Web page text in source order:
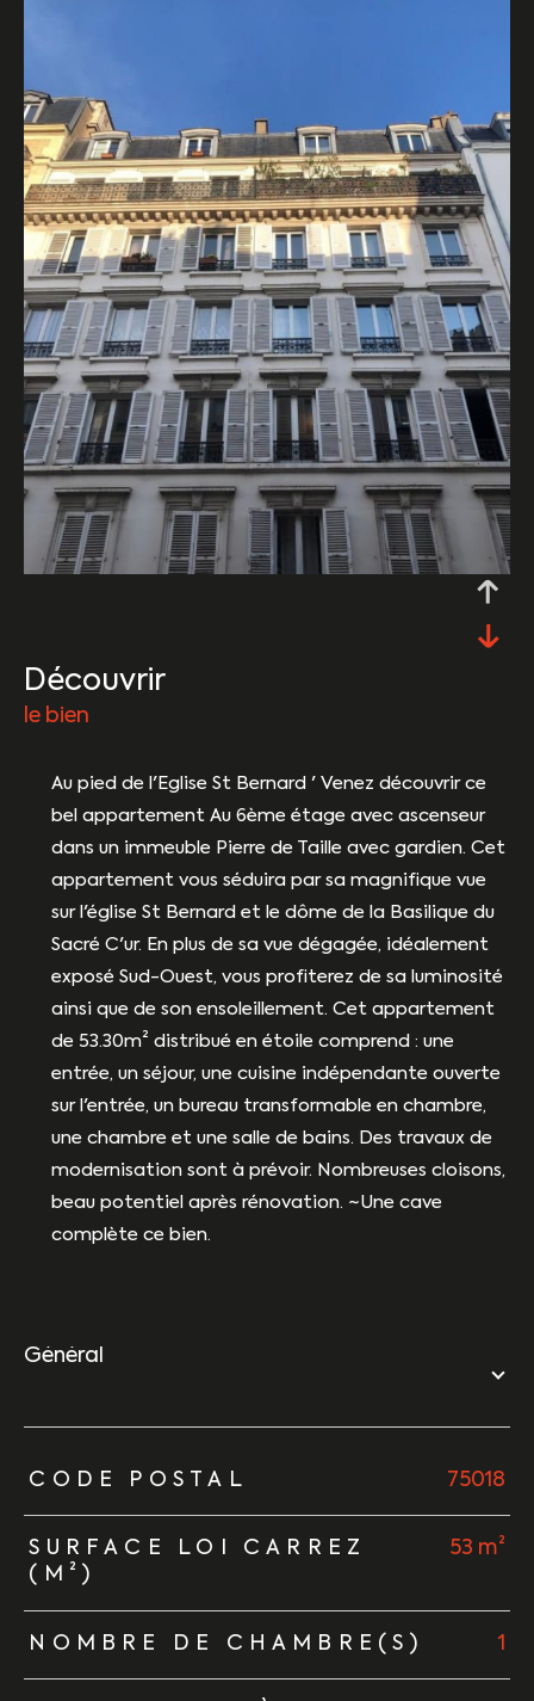
découvrir
le bien
Au pied de l'Eglise St Bernard ' Venez découvrir ce
bel appartement Au 6ème étage avec ascenseur
dans un immeuble Pierre de Taille avec gardien. Cet
appartement vous séduira par sa magnifique vue
sur l'église St Bernard et le dôme de la Basilique du
Sacré C'ur. En plus de sa vue dégagée, idéalement
exposé Sud-Ouest, vous profiterez de sa luminosité
ainsi que de son ensoleillement. Cet appartement
de 53.30m² distribué en étoile comprend : une
entrée, un séjour, une cuisine indépendante ouverte
sur l'entrée, un bureau transformable en chambre,
une chambre et une salle de bains. Des travaux de
modernisation sont à prévoir. Nombreuses cloisons,
beau potentiel après rénovation. ~Une cave
complète ce bien.
général
TRAD_ZEPHYR_Caracteristique TRAD_ZEPHYR_Valeurs
CODE POSTAL 75018
SURFACE LOI CARREZ
(M²)
53 m²
NOMBRE DE CHAMBRE(S) 1